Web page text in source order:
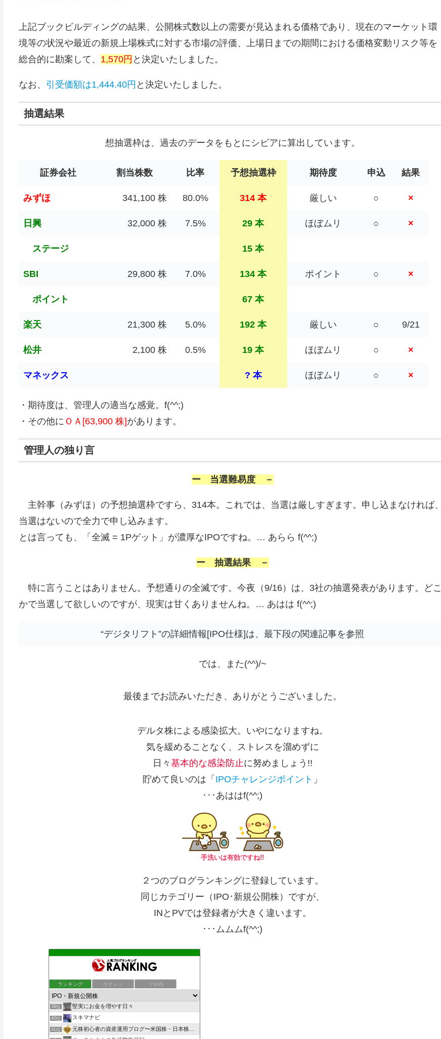
上記ブックビルディングの結果、公開株式数以上の需要が見込まれる価格であり、現在のマーケット環
境等の状況や最近の新規上場株式に対する市場の評価、上場日までの期間における価格変動リスク等を
総合的に勘案して、 1,570円 と決定いたしました。
なお、 引受価額は1,444.40円 と決定いたしました。
抽選結果
想抽選枠は、過去のデータをもとにシビアに算出しています。
証券会社 割当株数 比率 予想抽選枠 期待度 申込 結果
みずほ 341,100 株 80.0% 314 本 厳しい ○ ×
日興 32,000 株 7.5% 29 本 ほぼムリ ○ ×
ステージ 15 本
SBI 29,800 株 7.0% 134 本 ポイント ○ ×
ポイント 67 本
楽天 21,300 株 5.0% 192 本 厳しい ○ 9/21
松井 2,100 株 0.5% 19 本 ほぼムリ ○ ×
マネックス ? 本 ほぼムリ ○ ×
・期待度は、管理人の適当な感覚。f(^^;)
・その他に ＯＡ[63,900 株]があります。
管理人の独り言
ー 当選難易度 －
主幹事（みずほ）の予想抽選枠ですら、314本。これでは、当選は厳しすぎます。申し込まなければ、
当選はないので全力で申し込みます。
とは言っても、「全滅 = 1Pゲット」が濃厚なIPOですね。… あらら f(^^;)
ー 抽選結果 －
特に言うことはありません。予想通りの全滅です。今夜（9/16）は、3社の抽選発表があります。どこ
かで当選して欲しいのですが、現実は甘くありませんね。… あはは f(^^;)
“デジタリフト”の詳細情報[IPO仕様]は、最下段の関連記事を参照
では、また(^^)/~
最後までお読みいただき、ありがとうございました。
デルタ株による感染拡大。いやになりますね。
気を緩めることなく、ストレスを溜めずに
日々 基本的な感染防止に努めましょう!!
貯めて良いのは「 IPOチャレンジポイント 」
･･･あははf(^^;)
手洗いは有効ですね!!
２つのブログランキングに登録しています。
同じカテゴリー（IPO･新規公開株）ですが、
INとPVでは登録者が大きく違います。
･･･ムムムf(^^;)
ランキング ポイント ブロ画
37位 もんきち雑貨店投資日記
38位 株マニュアル まったり資産運用
39位 堅実にお金を増やす日々
40位 スキマナビ
41位 元株初心者の資産運用ブログ〜米国株・日本株・IPO株投資